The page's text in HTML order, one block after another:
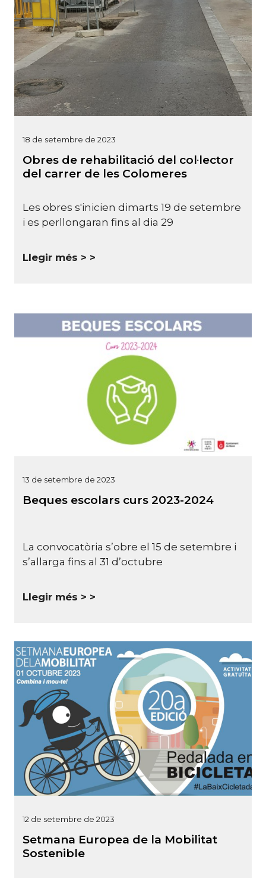
18 de setembre de 2023
Obres de rehabilitació del col·lector
del carrer de les Colomeres
Les obres s'inicien dimarts 19 de setembre
i es perllongaran fins al dia 29
Llegir més >
13 de setembre de 2023
Beques escolars curs 2023-2024
La convocatòria s’obre el 15 de setembre i
s’allarga fins al 31 d’octubre
Llegir més >
12 de setembre de 2023
Setmana Europea de la Mobilitat
Sostenible